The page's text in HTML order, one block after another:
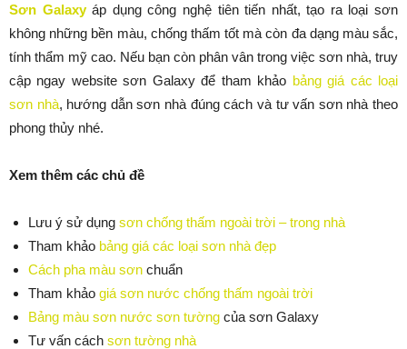
Sơn Galaxyáp dụng công nghệ tiên tiến nhất, tạo ra loại sơn
không những bền màu, chống thấm tốt mà còn đa dạng màu sắc,
tính thẩm mỹ cao. Nếu bạn còn phân vân trong việc sơn nhà, truy
cập ngay website sơn Galaxy để tham khảo bảng giá các loại
sơn nhà, hướng dẫn sơn nhà đúng cách và tư vấn sơn nhà theo
phong thủy nhé.
Xem thêm các chủ đề
Lưu ý sử dụng sơn chống thấm ngoài trời – trong nhà
Tham khảo bảng giá các loại sơn nhà đẹp
Cách pha màu sơn chuẩn
Tham khảo giá sơn nước chống thấm ngoài trời
Bảng màu sơn nước sơn tường của sơn Galaxy
Tư vấn cách sơn tường nhà